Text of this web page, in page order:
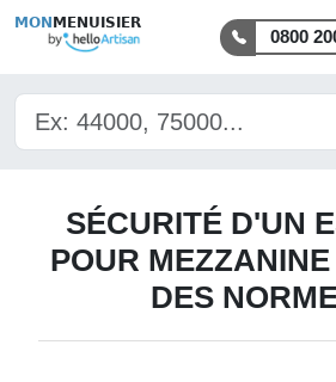
MON MENUISIER
0800
SÉCURITÉ D'UN
POUR
DES